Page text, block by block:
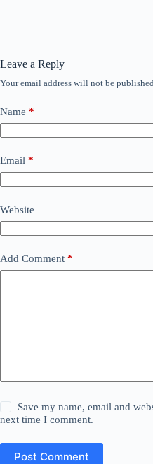
Leave a Reply
Your email address will not be published.
Name *
Email *
Website
Add Comment *
Save my name, email and
next time I comment.
Post Comment